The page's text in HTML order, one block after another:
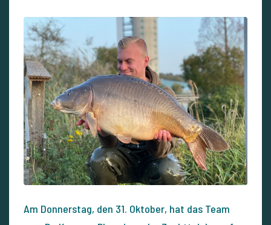
Am Donnerstag, den 31. Oktober, hat das Team